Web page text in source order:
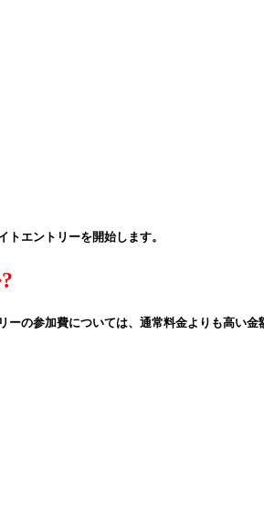
エントリーを開始します。
の参加費については、通常料金よりも高い